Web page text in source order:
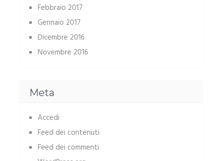
Febbraio 2017
Gennaio 2017
Dicembre 2016
Novembre 2016
Meta
Accedi
Feed dei contenuti
Feed dei commenti